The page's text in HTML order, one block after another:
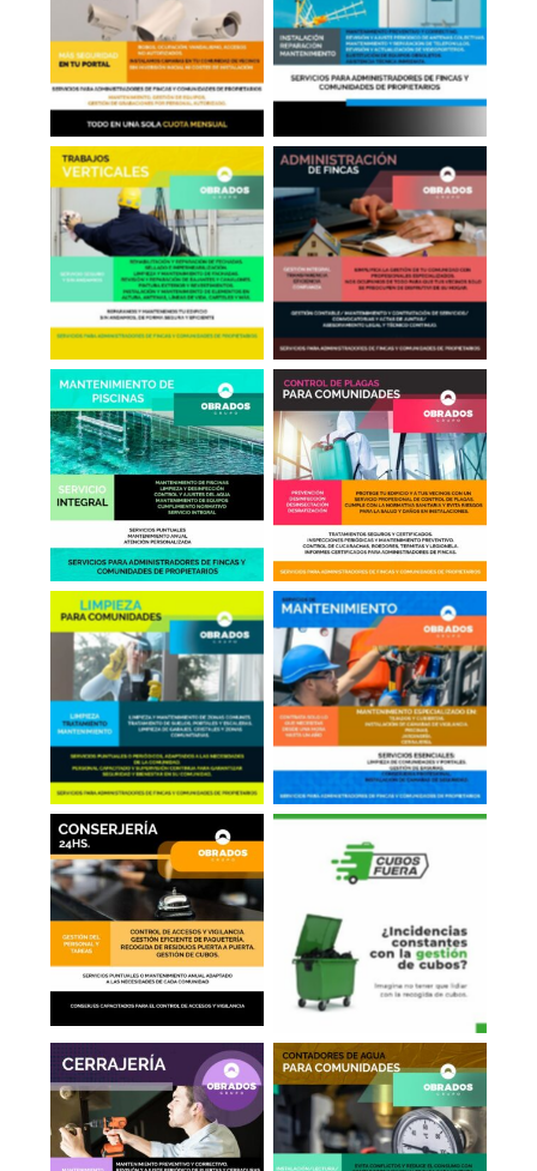
Cámaras en Portales
Antenas, Telefonillos,
Videoporteros
Trabajos Verticales
Administrador de
Fincas
Mantenimiento de
Piscinas
Control de Plagas
Limpieza en
Comunidades
Mantenimiento
General
Conserjería Sacar Cubos
Cerrajería Contadores de Agua